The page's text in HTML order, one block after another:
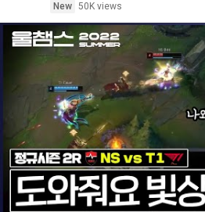
New 50K views